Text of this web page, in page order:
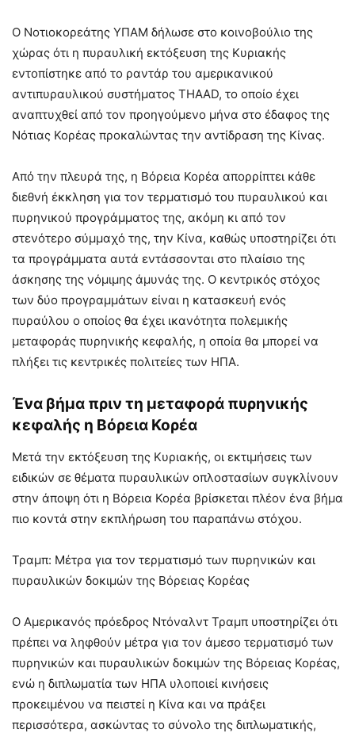
Ο Νοτιοκορεάτης ΥΠΑΜ δήλωσε στο κοινοβούλιο της
χώρας ότι η πυραυλική εκτόξευση της Κυριακής
εντοπίστηκε από το ραντάρ του αμερικανικού
αντιπυραυλικού συστήματος THAAD, το οποίο έχει
αναπτυχθεί από τον προηγούμενο μήνα στο έδαφος της
Νότιας Κορέας προκαλώντας την αντίδραση της Κίνας.
Από την πλευρά της, η Βόρεια Κορέα απορρίπτει κάθε
διεθνή έκκληση για τον τερματισμό του πυραυλικού και
πυρηνικού προγράμματος της, ακόμη κι από τον
στενότερο σύμμαχό της, την Κίνα, καθώς υποστηρίζει ότι
τα προγράμματα αυτά εντάσσονται στο πλαίσιο της
άσκησης της νόμιμης άμυνάς της. Ο κεντρικός στόχος
των δύο προγραμμάτων είναι η κατασκευή ενός
πυραύλου ο οποίος θα έχει ικανότητα πολεμικής
μεταφοράς πυρηνικής κεφαλής, η οποία θα μπορεί να
πλήξει τις κεντρικές πολιτείες των ΗΠΑ.
Ένα βήμα πριν τη μεταφορά πυρηνικής
κεφαλής η Βόρεια Κορέα
Μετά την εκτόξευση της Κυριακής, οι εκτιμήσεις των
ειδικών σε θέματα πυραυλικών οπλοστασίων συγκλίνουν
στην άποψη ότι η Βόρεια Κορέα βρίσκεται πλέον ένα βήμα
πιο κοντά στην εκπλήρωση του παραπάνω στόχου.
Τραμπ: Μέτρα για τον τερματισμό των πυρηνικών και
πυραυλικών δοκιμών της Βόρειας Κορέας
Ο Αμερικανός πρόεδρος Ντόναλντ Τραμπ υποστηρίζει ότι
πρέπει να ληφθούν μέτρα για τον άμεσο τερματισμό των
πυρηνικών και πυραυλικών δοκιμών της Βόρειας Κορέας,
ενώ η διπλωματία των ΗΠΑ υλοποιεί κινήσεις
προκειμένου να πειστεί η Κίνα και να πράξει
περισσότερα, ασκώντας το σύνολο της διπλωματικής,